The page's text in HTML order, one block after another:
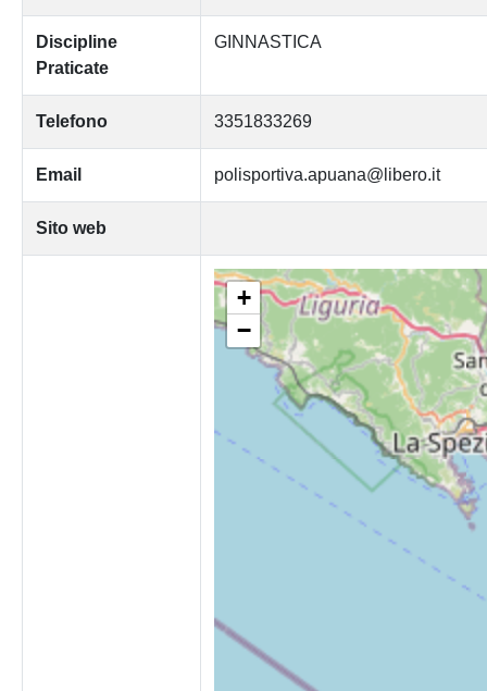
Discipline
Praticate
GINNASTICA
Telefono 3351833269
Email polisportiva.apuana@libero.it
Sito web
+
−